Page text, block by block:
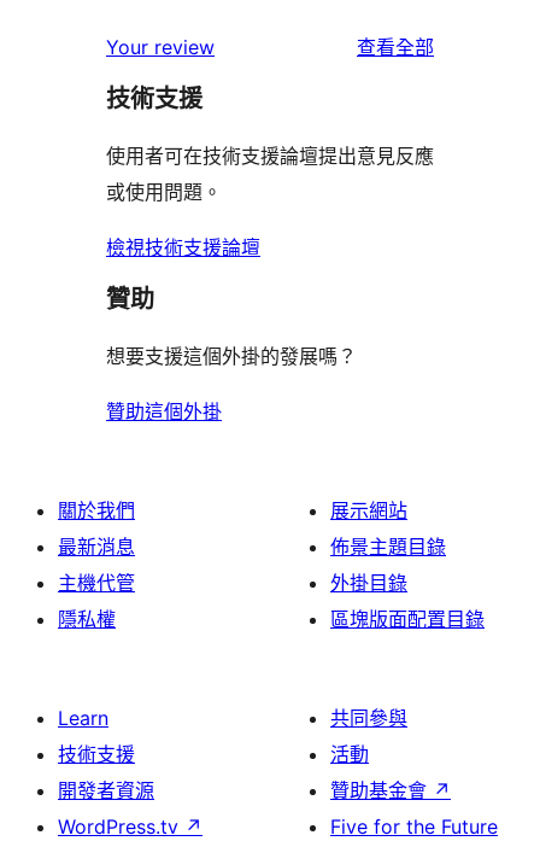
Your review 查看全部
評
技術支援
使用者可在技術支援論壇提出意見反應
或使用問題。
檢視技術支援論壇
贊助
想要支援這個外掛的發展嗎？
贊助這個外掛
關於我們
最新消息
主機代管
隱私權
展示網站
佈景主題目錄
外掛目錄
區塊版面配置目錄
Learn
技術支援
開發者資源
WordPress.tv ↗
共同參與
活動
贊助基金會 ↗
Five for the Future